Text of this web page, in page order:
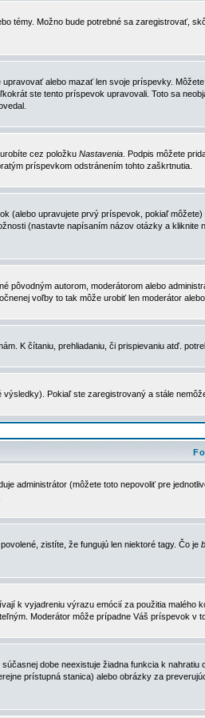
témy. Možno bude potrebné sa zaregistrovať,
alebo mazať len svoje príspevky.
ste tento príspevok upravovali. Toto sa
cez položku Nastavenia . Podpis môžete
príspevkom odstránením tohto zaškrtnutia.
(alebo upravujete prvý príspevok, pokiaľ
(nastavte napísaním názov otázky a kliknite
pôvodným autorom, moderátorom alebo
voľby to tak môže urobiť len moderátor
K čítaniu, prehliadaniu, či prispievaniu atď.
Pokiaľ ste zaregistrovaný a stále
administrátor (môžete toto nepovoliť pre
zistíte, že fungujú len niektoré tagy. Čo je
k vyjadreniu výrazu emócií za použitia
Moderátor môže prípadne Váš príspevok v
dobe neexistuje žiadna funkcia k
prístupná stanica) alebo obrázky za